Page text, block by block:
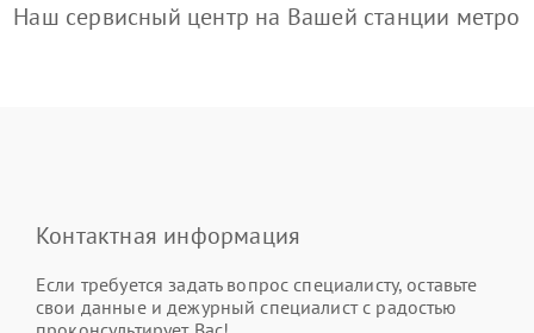
Наш сервисный центр на Вашей станции метро
Контактная информация
Если требуется задать вопрос специалисту, оставьте
свои данные и дежурный специалист с радостью